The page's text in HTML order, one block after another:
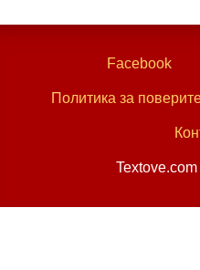
Facebook
Политика за